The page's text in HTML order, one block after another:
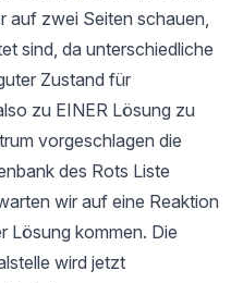
auf zwei Seiten schauen,
sind, da unterschiedliche
Zustand für
zu EINER Lösung zu
vorgeschlagen die
des Rots Liste
wir auf eine Reaktion
Lösung kommen. Die
wird jetzt